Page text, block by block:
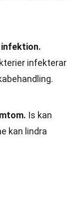
infektion.
infekterar
Is kan
kan lindra